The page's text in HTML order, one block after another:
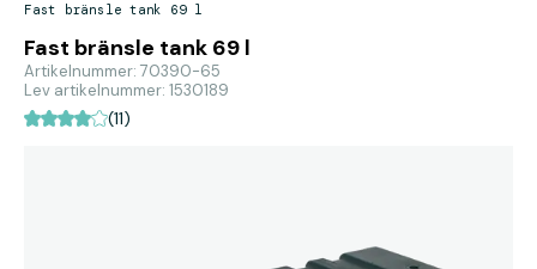
Fast bränsle tank 69 l
Fast bränsle tank 69 l
Artikelnummer: 70390-65
Lev artikelnummer: 1530189
(11)